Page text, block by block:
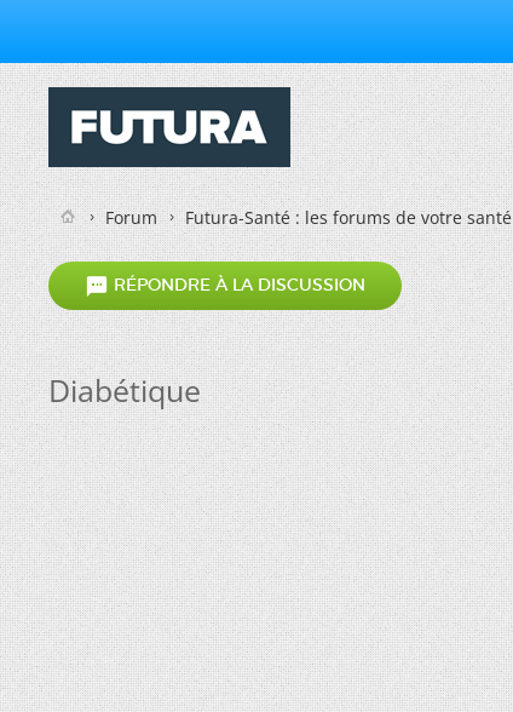
Forum Futura-Santé : les forums de votre santé
 RÉPONDRE À LA DISCUSSION
Diabétique